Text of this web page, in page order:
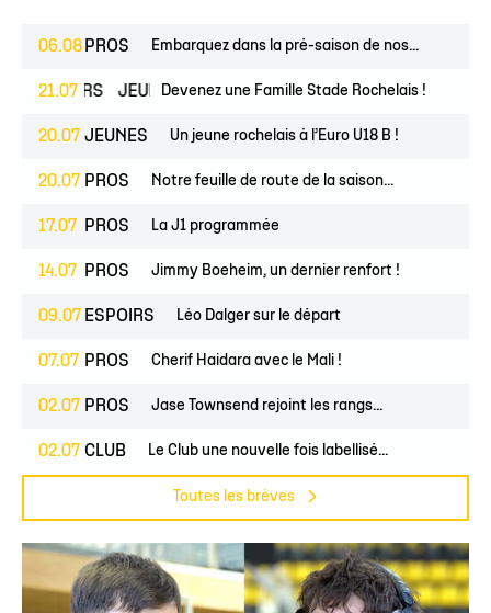
06.08 PROS Embarquez dans la pré-saison de nos...
21.07
ESPOIRS JEUNESDevenez une Famille Stade Rochelais !
20.07 JEUNES Un jeune rochelais à l’Euro U18 B !
20.07 PROS Notre feuille de route de la saison...
17.07 PROS La J1 programmée
14.07 PROS Jimmy Boeheim, un dernier renfort !
09.07 ESPOIRS Léo Dalger sur le départ
07.07 PROS Cherif Haidara avec le Mali !
02.07 PROS Jase Townsend rejoint les rangs...
02.07 CLUB Le Club une nouvelle fois labellisé...
Toutes les brèves